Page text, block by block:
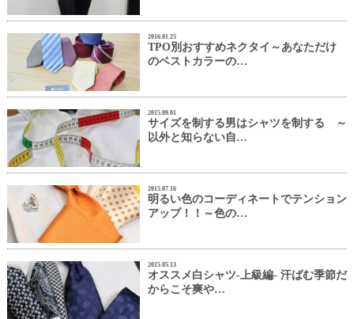
2016.01.25
TPO別おすすめネクタイ～あなただけ
のベストカラーの…
2015.09.01
サイズを制する男はシャツを制する ～
以外と知らない自…
2015.07.16
明るい色のコーディネートでテンション
アップ！！～色の…
2015.05.13
オススメ白シャツ-上級編- 汗ばむ季節だ
からこそ爽や…